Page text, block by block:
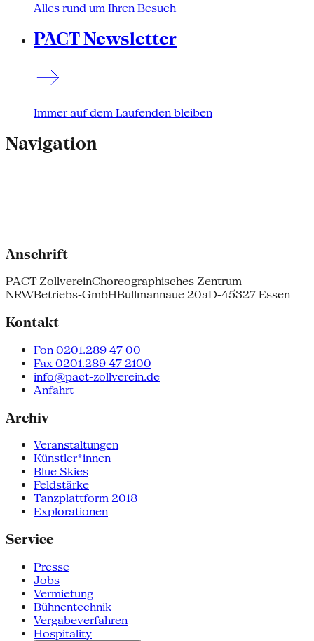
Alles rund um Ihren Besuch
PACT Newsletter
Immer auf dem Laufenden bleiben
Navigation
Anschrift
PACT ZollvereinChoreographisches Zentrum
NRWBetriebs-GmbHBullmannaue 20aD-45327 Essen
Kontakt
Fon 0201.289 47 00
Fax 0201.289 47 2100
info@pact-zollverein.de
Anfahrt
Archiv
Veranstaltungen
Künstler*innen
Blue Skies
Feldstärke
Tanzplattform 2018
Explorationen
Service
Presse
Jobs
Vermietung
Bühnentechnik
Vergabeverfahren
Hospitality